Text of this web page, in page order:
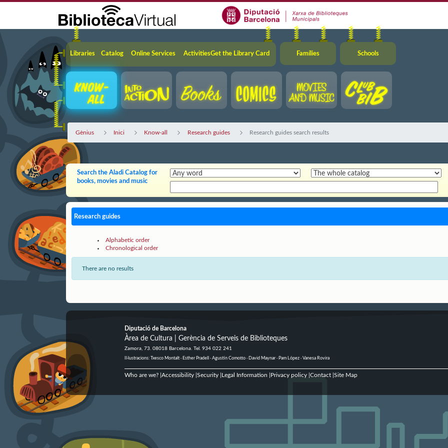
Navigation
Libraries Catalog Online Services ActivitiesGet the Library Card Famílies Schools
Gènius Inici Know-all Research guides Research guides search results
Search the Aladi Catalog for
books, movies and music
Research guides
Alphabetic order
Chronological order
There are no results
Diputació de Barcelona
Àrea de Cultura | Gerència de Serveis de Biblioteques
Zamora, 73. 08018 Barcelona. Tel. 934 022 241
Il·lustracions: Txesco Montalt · Esther Pradell · Agustín Comotto · David Maynar · Pam López · Vanesa Rovira
Who are we?| Accessibility| Security| Legal Information Privacy policy| Contact| Site Map